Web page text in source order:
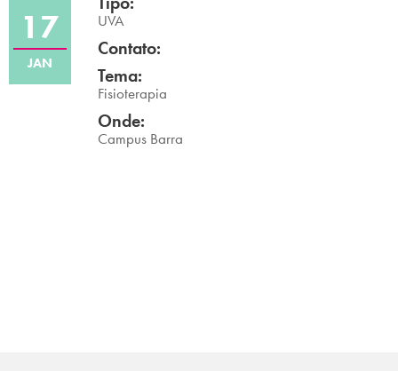
Campi/Unidades
Atendimento (21) 2574 8888
Conclua sua Matrícula
17
JAN
UVA
Contato:
Tema:
Fisioterapia
Onde:
Campus Barra